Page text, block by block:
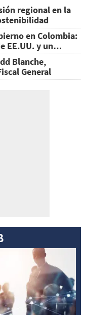
regional en la
en Colombia:
EE.UU. y un
Blanche,
General